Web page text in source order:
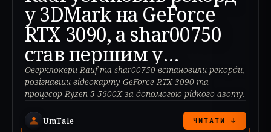
у 3DMark на GeForce
RTX 3090, а shar00750
став першим у
модельному заліку
Ryzen 5 5600X
Оверклокери Rauf та shar00750 встановили рекорди,
розігнавши відеокарту GeForce RTX 3090 та
процесор Ryzen 5 5600X за допомогою рідкого азоту.
UmTale ЧИТАТИ ↓